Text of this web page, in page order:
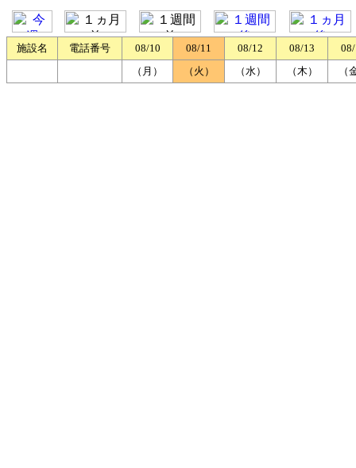
施設名 電話番号 08/10 08/11 08/12 08/13
（月）
（火） （水） （木） （